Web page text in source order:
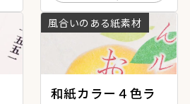
風合いのある紙素材
和紙カラー４色ラ